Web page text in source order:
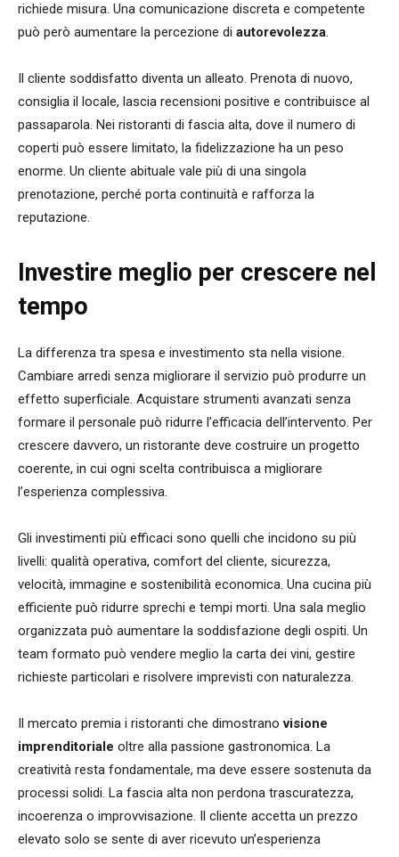
richiede misura. Una comunicazione discreta e competente
può però aumentare la percezione di autorevolezza.
Il cliente soddisfatto diventa un alleato. Prenota di nuovo,
consiglia il locale, lascia recensioni positive e contribuisce al
passaparola. Nei ristoranti di fascia alta, dove il numero di
coperti può essere limitato, la fidelizzazione ha un peso
enorme. Un cliente abituale vale più di una singola
prenotazione, perché porta continuità e rafforza la
reputazione.
Investire meglio per crescere nel
tempo
La differenza tra spesa e investimento sta nella visione.
Cambiare arredi senza migliorare il servizio può produrre un
effetto superficiale. Acquistare strumenti avanzati senza
formare il personale può ridurre l’efficacia dell’intervento. Per
crescere davvero, un ristorante deve costruire un progetto
coerente, in cui ogni scelta contribuisca a migliorare
l’esperienza complessiva.
Gli investimenti più efficaci sono quelli che incidono su più
livelli: qualità operativa, comfort del cliente, sicurezza,
velocità, immagine e sostenibilità economica. Una cucina più
efficiente può ridurre sprechi e tempi morti. Una sala meglio
organizzata può aumentare la soddisfazione degli ospiti. Un
team formato può vendere meglio la carta dei vini, gestire
richieste particolari e risolvere imprevisti con naturalezza.
Il mercato premia i ristoranti che dimostranovisione
imprenditoriale oltre alla passione gastronomica. La
creatività resta fondamentale, ma deve essere sostenuta da
processi solidi. La fascia alta non perdona trascuratezza,
incoerenza o improvvisazione. Il cliente accetta un prezzo
elevato solo se sente di aver ricevuto un’esperienza